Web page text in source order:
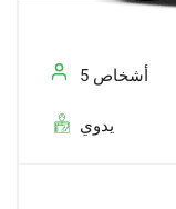
5 أشخاص
يدوي